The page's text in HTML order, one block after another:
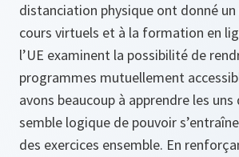
distanciation physique ont donné un
cours virtuels et à la formation en
l’UE examinent la possibilité de
programmes mutuellement
avons beaucoup à apprendre les
semble logique de pouvoir
des exercices ensemble. En